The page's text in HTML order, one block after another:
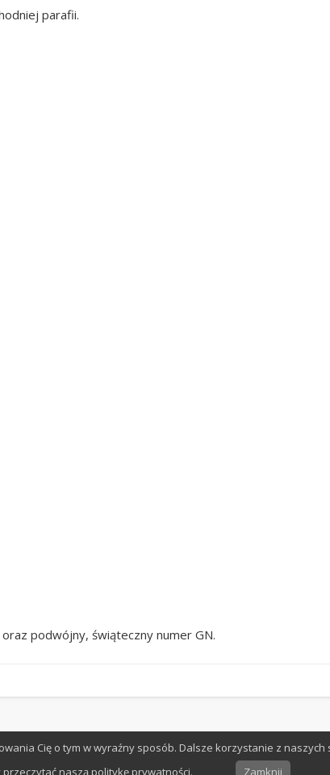
parafii.
podwójny, świąteczny numer GN.
Oparte na Pinboard Theme oraz
Cię o tym w wyraźny sposób. Dalsze korzystanie z
naszą politykę prywatności.
Zamknij